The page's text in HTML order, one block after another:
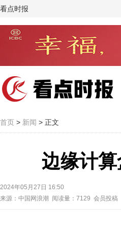
看点时报
首页 > 新闻 > 正文
边缘计
2024年05月27日 16:50
来源：中国网浪潮 阅读量：7129 会员投稿